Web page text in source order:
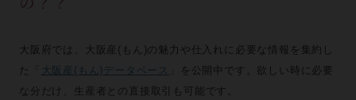
大阪府では、大阪産(もん)の魅力や仕入れに必要な情報を集約し
た「 大阪産(もん)データベース
」を公開中です。欲しい時に必要
な分だけ、生産者との直接取引も可能です。